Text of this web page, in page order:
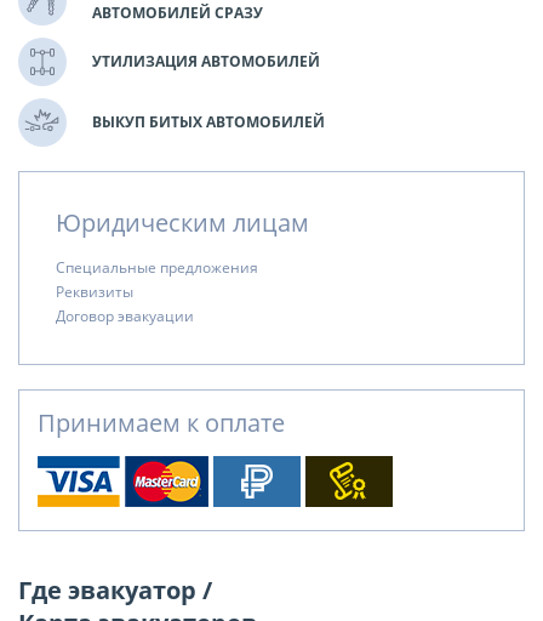
АВТОМОБИЛЕЙ СРАЗУ
УТИЛИЗАЦИЯ АВТОМОБИЛЕЙ
ВЫКУП БИТЫХ АВТОМОБИЛЕЙ
Юридическим лицам
Специальные предложения
Реквизиты
Договор эвакуации
Принимаем к оплате
Где эвакуатор /